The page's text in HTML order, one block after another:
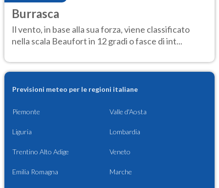
Burrasca
Il vento, in base alla sua forza, viene classificato
nella scala Beaufort in 12 gradi o fasce di int...
Previsioni meteo per le regioni italiane
Piemonte Valle d'Aosta
Liguria Lombardia
Trentino Alto Adige Veneto
Emilia Romagna Marche